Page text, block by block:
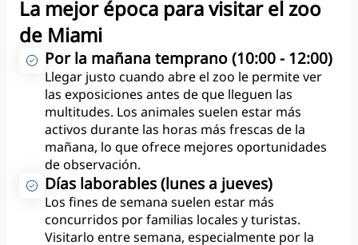
La mejor época para visitar el zoo
de Miami
Por la mañana temprano (10:00 - 12:00)
Llegar justo cuando abre el zoo le permite ver
las exposiciones antes de que lleguen las
multitudes. Los animales suelen estar más
activos durante las horas más frescas de la
mañana, lo que ofrece mejores oportunidades
de observación.
Días laborables (lunes a jueves)
Los fines de semana suelen estar más
concurridos por familias locales y turistas.
Visitarlo entre semana, especialmente por la